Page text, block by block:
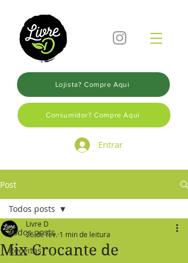
Lojista? Compre Aqui
Consumidor? Compre Aqui
Entrar
Post
Todos posts
Receitas
Todos posts
Mix Crocante de
Livre D
26 de fev. 1 min de leitura